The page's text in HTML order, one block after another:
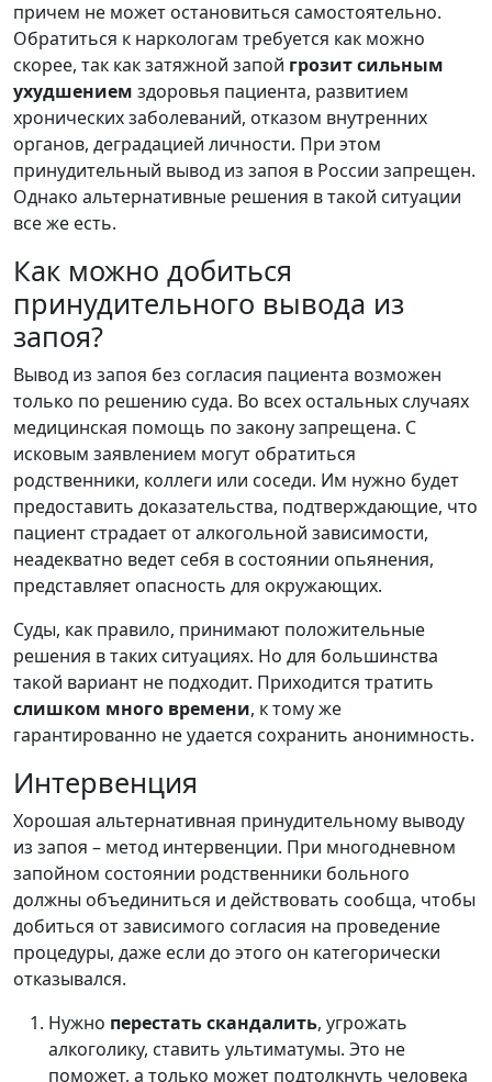
причем не может остановиться самостоятельно.
Обратиться к наркологам требуется как можно
скорее, так как затяжной запой грозит сильным
ухудшением здоровья пациента, развитием
хронических заболеваний, отказом внутренних
органов, деградацией личности. При этом
принудительный вывод из запоя в России запрещен.
Однако альтернативные решения в такой ситуации
все же есть.
Как можно добиться
принудительного вывода из
запоя?
Вывод из запоя без согласия пациента возможен
только по решению суда. Во всех остальных случаях
медицинская помощь по закону запрещена. С
исковым заявлением могут обратиться
родственники, коллеги или соседи. Им нужно будет
предоставить доказательства, подтверждающие, что
пациент страдает от алкогольной зависимости,
неадекватно ведет себя в состоянии опьянения,
представляет опасность для окружающих.
Суды, как правило, принимают положительные
решения в таких ситуациях. Но для большинства
такой вариант не подходит. Приходится тратить
слишком много времени, к тому же
гарантированно не удается сохранить анонимность.
Интервенция
Хорошая альтернативная принудительному выводу
из запоя – метод интервенции. При многодневном
запойном состоянии родственники больного
должны объединиться и действовать сообща, чтобы
добиться от зависимого согласия на проведение
процедуры, даже если до этого он категорически
отказывался.
Нужно перестать скандалить, угрожать
алкоголику, ставить ультиматумы. Это не
поможет, а только может подтолкнуть человека